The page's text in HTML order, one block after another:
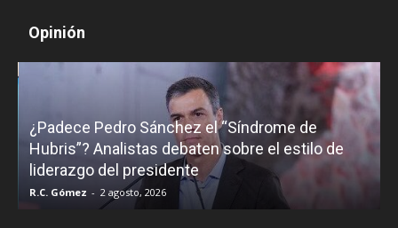
Opinión
¿Padece Pedro Sánchez el “Síndrome de
Hubris”? Analistas debaten sobre el estilo de
liderazgo del presidente
R.C. Gómez - 2 agosto, 2026